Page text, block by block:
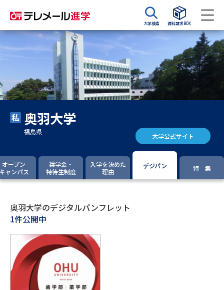
大学検索 資料請求BOX
資料請求 資料検索
大学・短大の資料種類から請求
大学パンフ
大学入学共通テスト利用選抜の
募集要項＆願書
過去問題集
専門学校の資料請求
留学・進学関連、塾・予備校
大学入学共通テスト「受験上の
配慮案内」の請求
奥羽大学
福島県 大学公式サイト
オープン
ャンパス
奨学金・
特待生制度
入学を決めた
理由
デジパン 特 集
奥羽大学のデジタルパンフレット
1件公開中